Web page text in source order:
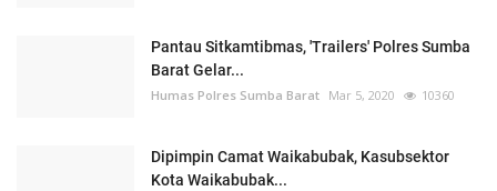
Pantau Sitkamtibmas, 'Trailers' Polres Sumba
Barat Gelar...
Humas Polres Sumba Barat Mar 5, 2020 10360
Dipimpin Camat Waikabubak, Kasubsektor
Kota Waikabubak...